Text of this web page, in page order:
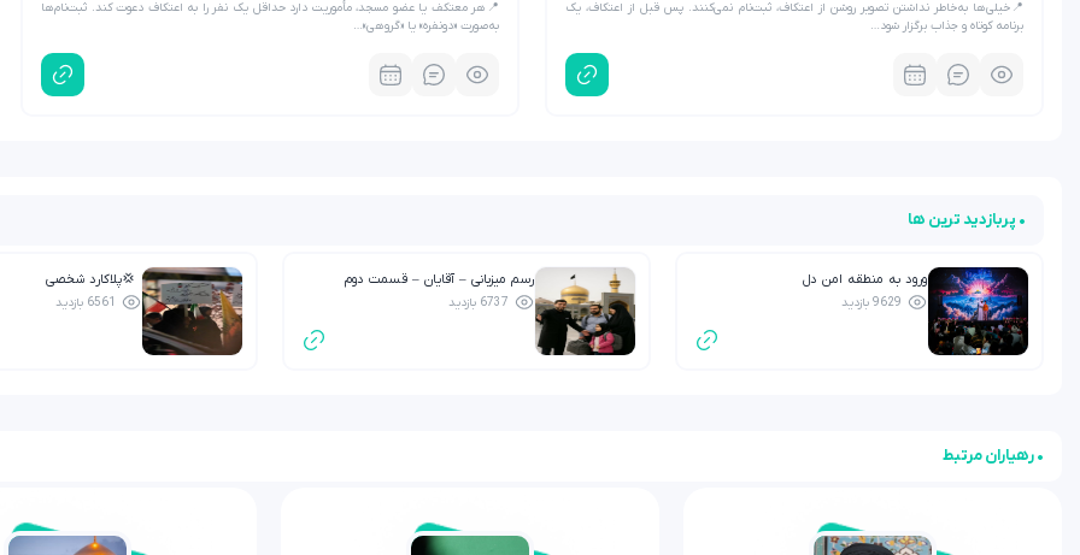
📍خیلی‌ها به‌خاطر نداشتن تصویر روشن از اعتکاف، ثبت‌نام نمی‌کنند. پس قبل از اعتکاف، یک
برنامه کوتاه و جذاب برگزار شود…
📍هر معتکف یا عضو مسجد، مأموریت دارد حداقل یک نفر را به اعتکاف دعوت کند. ثبت‌نام‌ها
به‌صورت «دونفره» یا «گروهی»…
• پربازدید ترین ها
ورود به منطقه امن دل
9629 بازدید
رسم میزبانی – آقایان – قسمت دوم
6737 بازدید
💢پلاکارد شخصی
6561 بازدید
• رهیاران مرتبط